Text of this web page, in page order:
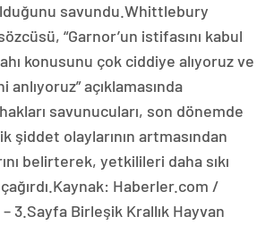
savundu.Whittlebury
“Garnor’un istifasını kabul
konusunu çok ciddiye alıyoruz ve
anlıyoruz” açıklamasında
savunucuları, son dönemde
şiddet olaylarının artmasından
belirterek, yetkilileri daha sıkı
Haberler.com /
3.Sayfa Birleşik Krallık Hayvan